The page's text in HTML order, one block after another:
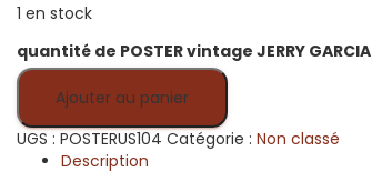
1 en stock
quantité de POSTER vintage JERRY GARCIA
Ajouter au panier
UGS : POSTERUS104 Catégorie : Non classé
Description